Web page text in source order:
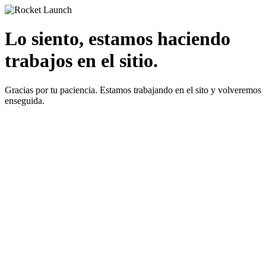
Lo siento, estamos haciendo
trabajos en el sitio.
Gracias por tu paciencia. Estamos trabajando en el sito y volveremos
enseguida.